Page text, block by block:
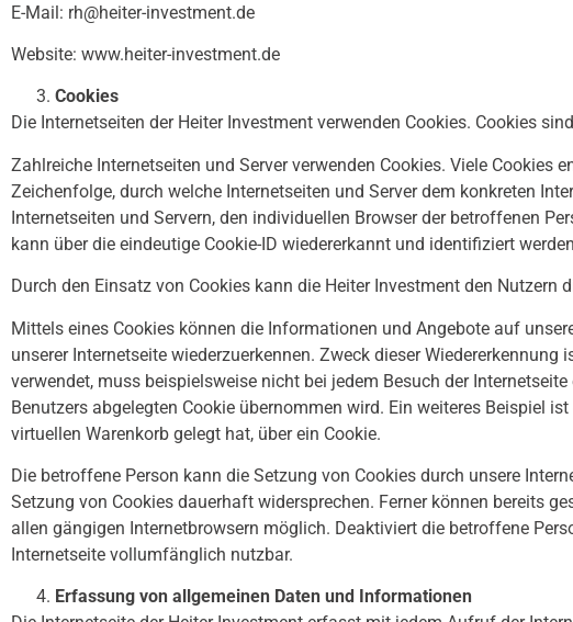
E-Mail: rh@heiter-investment.de
Website: www.heiter-investment.de
Cookies
Die Internetseiten der Heiter Investment verwenden Cookies. Cookies
Zahlreiche Internetseiten und Server verwenden Cookies. Viele Cookies
Zeichenfolge, durch welche Internetseiten und Server dem konkreten
Internetseiten und Servern, den individuellen Browser der betroffenen
kann über die eindeutige Cookie-ID wiedererkannt und identifiziert
Durch den Einsatz von Cookies kann die Heiter Investment den
Mittels eines Cookies können die Informationen und Angebote auf
unserer Internetseite wiederzuerkennen. Zweck dieser
verwendet, muss beispielsweise nicht bei jedem Besuch der
Benutzers abgelegten Cookie übernommen wird. Ein weiteres Beispiel
virtuellen Warenkorb gelegt hat, über ein Cookie.
Die betroffene Person kann die Setzung von Cookies durch unsere
Setzung von Cookies dauerhaft widersprechen. Ferner können bereits
allen gängigen Internetbrowsern möglich. Deaktiviert die betroffene
Internetseite vollumfänglich nutzbar.
Erfassung von allgemeinen Daten und Informationen